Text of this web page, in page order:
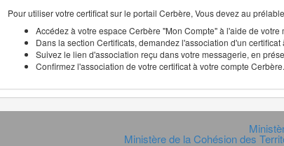
Pour utiliser votre certificat sur le portail Cerbère, Vous devez au
Accédez à votre espace Cerbère "Mon Compte" à l'aide de votre
Dans la section Certificats, demandez l'association d'un
Suivez le lien d'association reçu dans votre messagerie, en
Confirmez l'association de votre certificat à votre compte Cerbère.
Ministère de la Cohésion des